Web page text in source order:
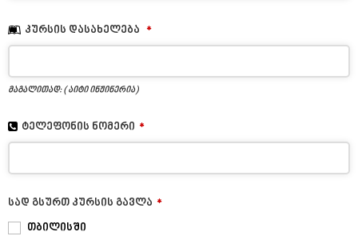
კურსის დასახელება *
მაგალითად: ( აიტი ინჟინერია)
ტელეფონის ნომერი *
სად გსურთ კურსის გავლა *
თბილისში